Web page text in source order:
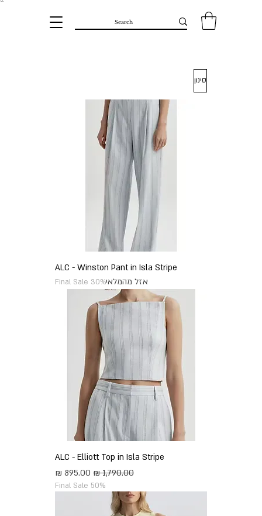
``​
סינון
ALC - Winston Pant in Isla Stripe
אזל מהמלאיFinal Sale 30%
ALC - Elliott Top in Isla Stripe
מחיר רגיל
מחיר מבצע
Final Sale 50%